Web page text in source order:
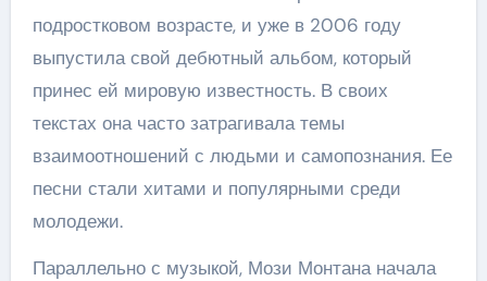
подростковом возрасте, и уже в 2006 году
выпустила свой дебютный альбом, который
принес ей мировую известность. В своих
текстах она часто затрагивала темы
взаимоотношений с людьми и самопознания. Ее
песни стали хитами и популярными среди
молодежи.
Параллельно с музыкой, Мози Монтана начала